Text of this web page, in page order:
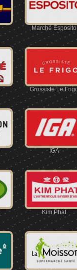
Marché Esposito
Grossiste Le
IGA
Kim Phat